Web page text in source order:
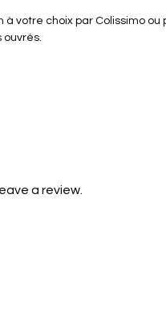
votre
à votre choix par Colissimo ou
ouvrés.
a review.